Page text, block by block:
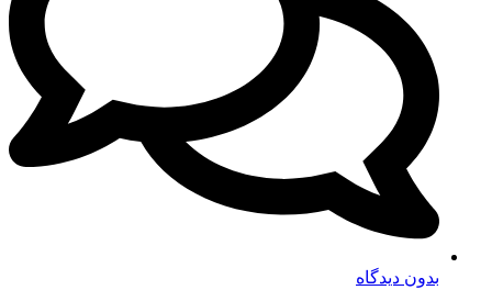
بدون دیدگاه